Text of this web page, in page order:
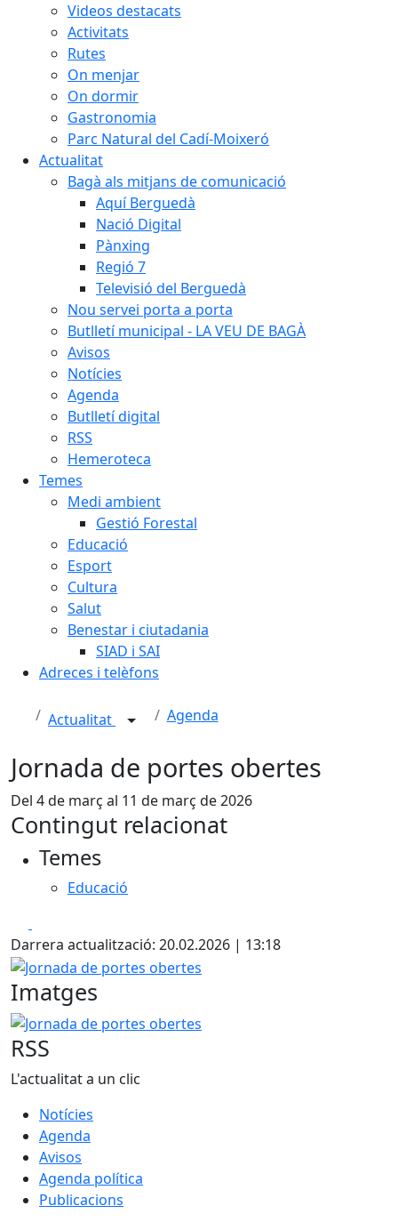
Videos destacats
Activitats
Rutes
On menjar
On dormir
Gastronomia
Parc Natural del Cadí-Moixeró
Actualitat
Bagà als mitjans de comunicació
Aquí Berguedà
Nació Digital
Pànxing
Regió 7
Televisió del Berguedà
Nou servei porta a porta
Butlletí municipal - LA VEU DE BAGÀ
Avisos
Notícies
Agenda
Butlletí digital
RSS
Hemeroteca
Temes
Medi ambient
Gestió Forestal
Educació
Esport
Cultura
Salut
Benestar i ciutadania
SIAD i SAI
Adreces i telèfons
Actualitat Agenda
Jornada de portes obertes
Del 4 de març al 11 de març de 2026
Contingut relacionat
Temes
Educació
Darrera actualització: 20.02.2026 | 13:18
Jornada de portes obertes
Imatges
Jornada de portes obertes
RSS
L'actualitat a un clic
Notícies
Agenda
Avisos
Agenda política
Publicacions